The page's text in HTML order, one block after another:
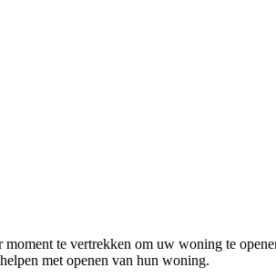
te vertrekken om uw woning te
met openen van hun woning.